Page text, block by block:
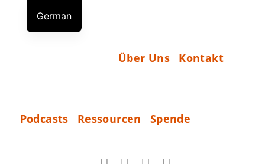
springen
Über Uns Kontakt
Podcasts Ressourcen Spende
German
English